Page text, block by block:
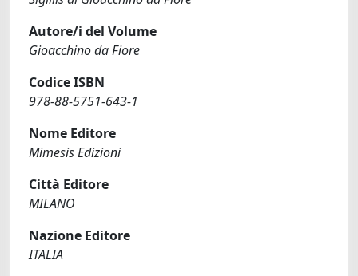
Autore/i del Volume
Gioacchino da Fiore
Codice ISBN
978-88-5751-643-1
Nome Editore
Mimesis Edizioni
Città Editore
MILANO
Nazione Editore
ITALIA